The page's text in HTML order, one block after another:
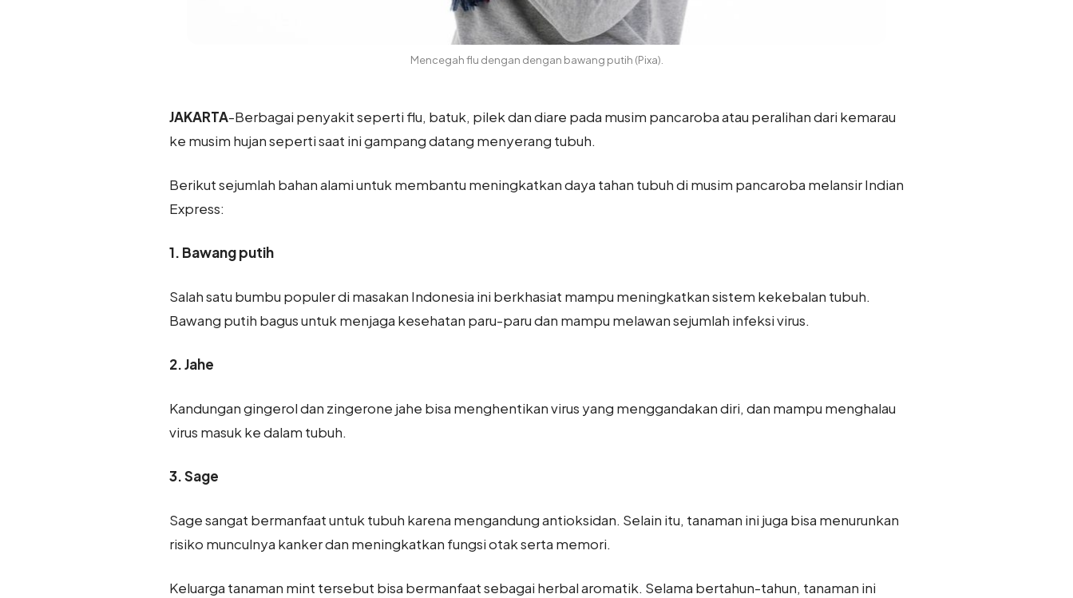
Mencegah flu dengan dengan bawang putih (Pixa).
JAKARTA-Berbagai penyakit seperti flu, batuk, pilek dan diare pada musim pancaroba atau peralihan dari kemarau
ke musim hujan seperti saat ini gampang datang menyerang tubuh.
Berikut sejumlah bahan alami untuk membantu meningkatkan daya tahan tubuh di musim pancaroba melansir Indian
Express:
1. Bawang putih
Salah satu bumbu populer di masakan Indonesia ini berkhasiat mampu meningkatkan sistem kekebalan tubuh.
Bawang putih bagus untuk menjaga kesehatan paru-paru dan mampu melawan sejumlah infeksi virus.
2. Jahe
Kandungan gingerol dan zingerone jahe bisa menghentikan virus yang menggandakan diri, dan mampu menghalau
virus masuk ke dalam tubuh.
3. Sage
Sage sangat bermanfaat untuk tubuh karena mengandung antioksidan. Selain itu, tanaman ini juga bisa menurunkan
risiko munculnya kanker dan meningkatkan fungsi otak serta memori.
Keluarga tanaman mint tersebut bisa bermanfaat sebagai herbal aromatik. Selama bertahun-tahun, tanaman ini